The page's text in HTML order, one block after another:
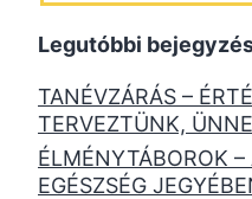
Legutóbbi
TANÉVZÁRÁS –
TERVEZTÜNK,
ÉLMÉNYTÁBOROK –
EGÉSZSÉG